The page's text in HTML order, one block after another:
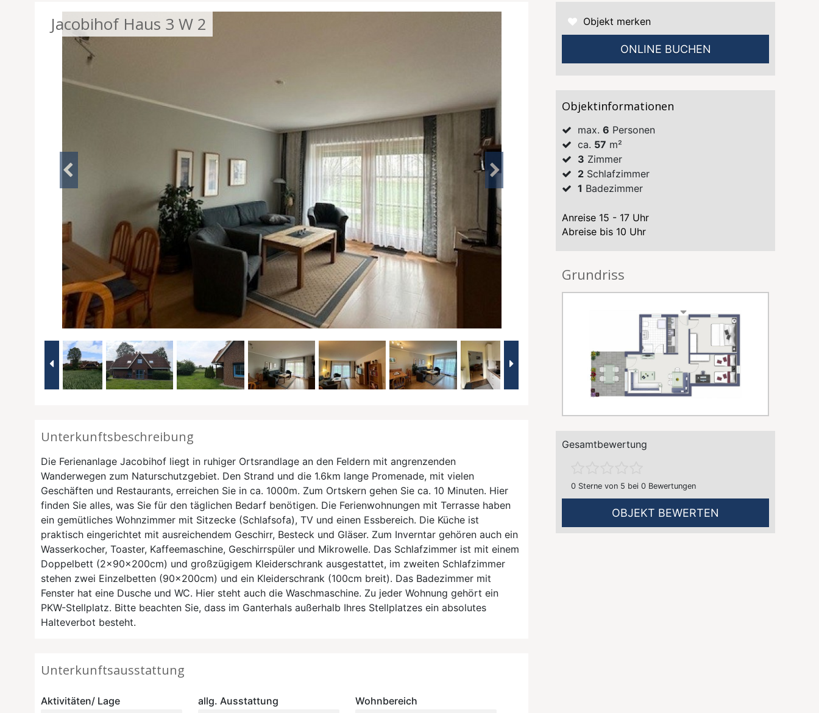
Jacobihof Haus 3 W 2
Unterkunftsbeschreibung
Die Ferienanlage Jacobihof liegt in ruhiger Ortsrandlage an den Feldern mit angrenzenden
Wanderwegen zum Naturschutzgebiet. Den Strand und die 1.6km lange Promenade, mit vielen
Geschäften und Restaurants, erreichen Sie in ca. 1000m. Zum Ortskern gehen Sie ca. 10 Minuten. Hier
finden Sie alles, was Sie für den täglichen Bedarf benötigen. Die Ferienwohnungen mit Terrasse haben
ein gemütliches Wohnzimmer mit Sitzecke (Schlafsofa), TV und einen Essbereich. Die Küche ist
praktisch eingerichtet mit ausreichendem Geschirr, Besteck und Gläser. Zum Inverntar gehören auch ein
Wasserkocher, Toaster, Kaffeemaschine, Geschirrspüler und Mikrowelle. Das Schlafzimmer ist mit einem
Doppelbett (2x90x200cm) und großzügigem Kleiderschrank ausgestattet, im zweiten Schlafzimmer
stehen zwei Einzelbetten (90x200cm) und ein Kleiderschrank (100cm breit). Das Badezimmer mit
Fenster hat eine Dusche und WC. Hier steht auch die Waschmaschine. Zu jeder Wohnung gehört ein
PKW-Stellplatz. Bitte beachten Sie, dass im Ganterhals außerhalb Ihres Stellplatzes ein absolutes
Halteverbot besteht.
Unterkunftsausstattung
Aktivitäten/ Lage
allg. Ausstattung
Wohnbereich
Objekt merken
ONLINE BUCHEN
Objektinformationen
max. 6 Personen
ca. 57 m²
3 Zimmer
2 Schlafzimmer
1 Badezimmer
Anreise 15 - 17 Uhr
Abreise bis 10 Uhr
Grundriss
Gesamtbewertung
0 Sterne von 5 bei 0 Bewertungen
OBJEKT BEWERTEN